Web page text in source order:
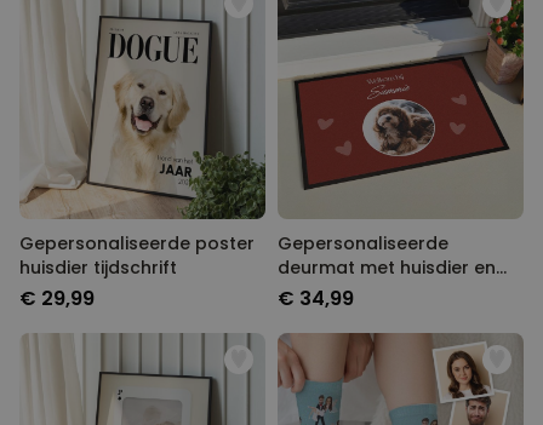
Gepersonaliseerde poster
huisdier tijdschrift
€ 29,99
Gepersonaliseerde
deurmat met huisdier en
tekst
€ 34,99